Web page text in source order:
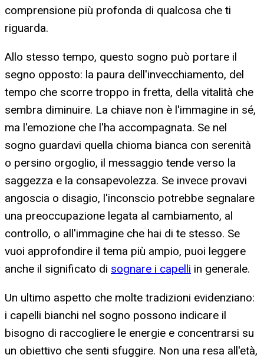
comprensione più profonda di qualcosa che ti
riguarda.
Allo stesso tempo, questo sogno può portare il
segno opposto: la paura dell'invecchiamento, del
tempo che scorre troppo in fretta, della vitalità che
sembra diminuire. La chiave non è l'immagine in sé,
ma l'emozione che l'ha accompagnata. Se nel
sogno guardavi quella chioma bianca con serenità
o persino orgoglio, il messaggio tende verso la
saggezza e la consapevolezza. Se invece provavi
angoscia o disagio, l'inconscio potrebbe segnalare
una preoccupazione legata al cambiamento, al
controllo, o all'immagine che hai di te stesso. Se
vuoi approfondire il tema più ampio, puoi leggere
anche il significato di sognare i capelli in generale.
Un ultimo aspetto che molte tradizioni evidenziano:
i capelli bianchi nel sogno possono indicare il
bisogno di raccogliere le energie e concentrarsi su
un obiettivo che senti sfuggire. Non una resa all'età,